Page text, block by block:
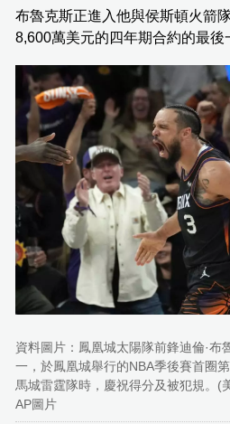
布魯克斯正進入他與侯斯頓火箭
8,600萬美元的四年期合約的最後
資料圖片：鳳凰城太陽隊前鋒迪倫·布
一，於鳳凰城舉行的NBA季後賽首圈
馬城雷霆隊時，慶祝得分及被犯規。(
AP圖片